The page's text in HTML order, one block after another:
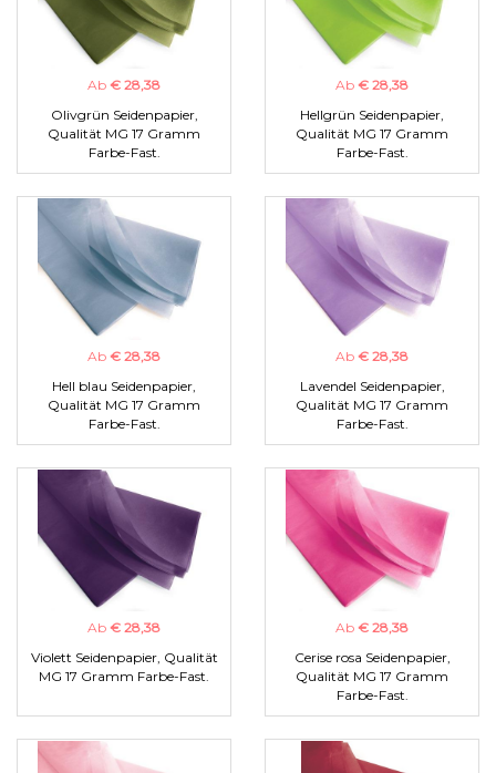
Ab € 28,38
Olivgrün Seidenpapier,
Qualität MG 17 Gramm
Farbe-Fast.
Ab € 28,38
Hellgrün Seidenpapier,
Qualität MG 17 Gramm
Farbe-Fast.
Ab € 28,38
Hell blau Seidenpapier,
Qualität MG 17 Gramm
Farbe-Fast.
Ab € 28,38
Lavendel Seidenpapier,
Qualität MG 17 Gramm
Farbe-Fast.
Ab € 28,38
Violett Seidenpapier, Qualität
MG 17 Gramm Farbe-Fast.
Ab € 28,38
Cerise rosa Seidenpapier,
Qualität MG 17 Gramm
Farbe-Fast.